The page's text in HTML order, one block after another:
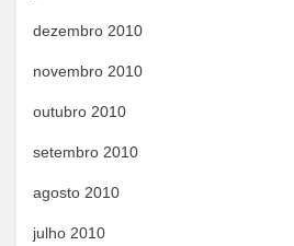
dezembro 2010
novembro 2010
outubro 2010
setembro 2010
agosto 2010
julho 2010